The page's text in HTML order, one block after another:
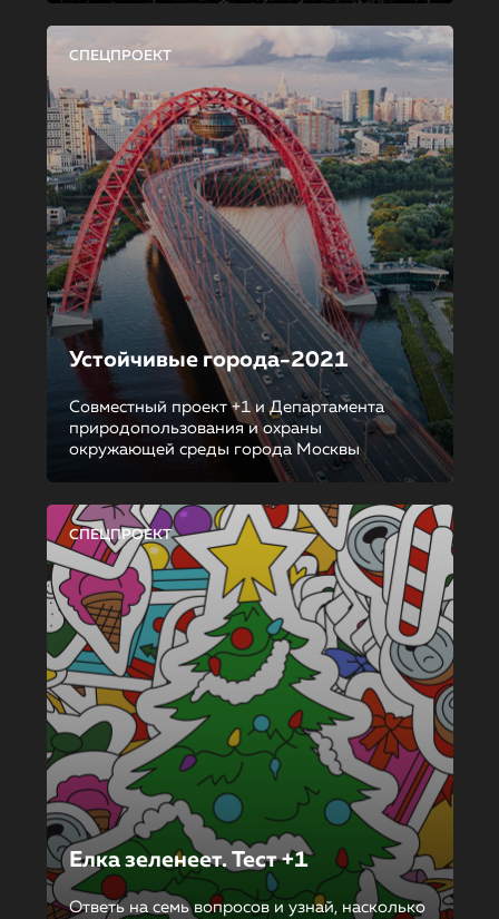
СПЕЦПРОЕКТ
Устойчивые города-2021
Совместный проект +1 и Департамента
природопользования и охраны
окружающей среды города Москвы
СПЕЦПРОЕКТ
Елка зеленеет. Тест +1
Ответь на семь вопросов и узнай, насколько